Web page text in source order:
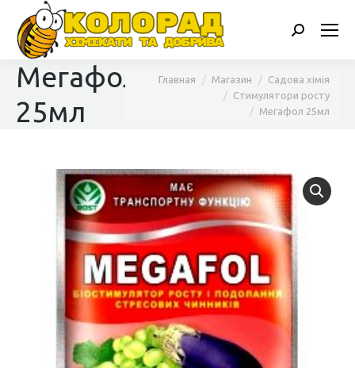
Поиск:
Мегафол
25мл
Вы здесь:
Главная Магазин
Садова хімія
Стимулятори росту
Мегафол 25мл